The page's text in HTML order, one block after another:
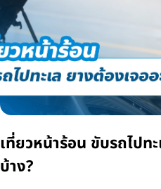
เที่ยวหน้าร้อน ขับรถไปท
บ้าง?